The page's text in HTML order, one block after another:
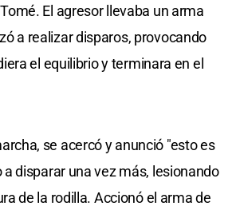
El agresor llevaba un arma
a realizar disparos, provocando
el equilibrio y terminara en el
se acercó y anunció "esto es
a disparar una vez más, lesionando
de la rodilla. Accionó el arma de